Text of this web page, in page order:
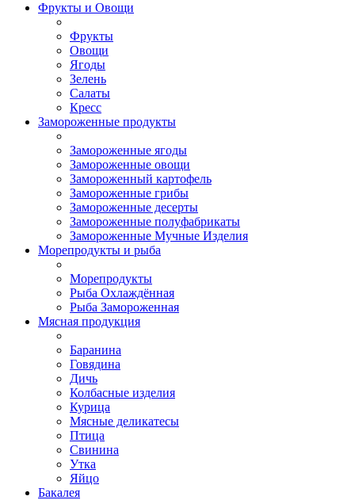
Фрукты и Овощи
Фрукты
Овощи
Ягоды
Зелень
Салаты
Кресс
Замороженные продукты
Замороженные ягоды
Замороженные овощи
Замороженный картофель
Замороженные грибы
Замороженные десерты
Замороженные полуфабрикаты
Замороженные Мучные Изделия
Морепродукты и рыба
Морепродукты
Рыба Охлаждённая
Рыба Замороженная
Мясная продукция
Баранина
Говядина
Дичь
Колбасные изделия
Курица
Мясные деликатесы
Птица
Свинина
Утка
Яйцо
Бакалея